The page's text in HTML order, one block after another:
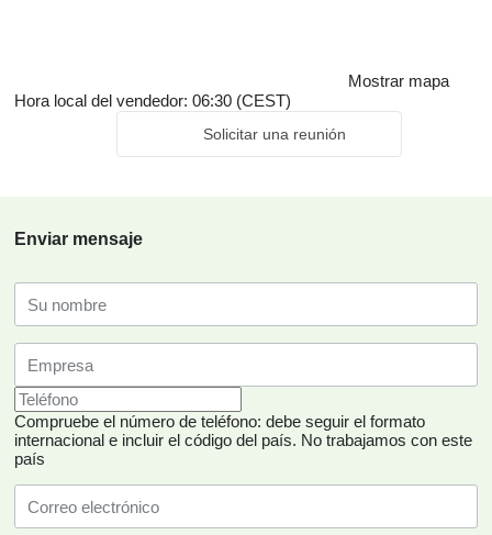
Mostrar mapa
Hora local del vendedor: 06:30 (CEST)
Solicitar una reunión
Enviar mensaje
Compruebe el número de teléfono: debe seguir el formato
internacional e incluir el código del país. No trabajamos con este
país